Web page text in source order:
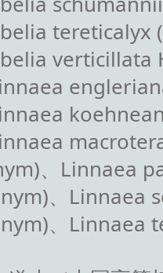
tereticalyx
verticillata
、Linnaea
、Linnaea
、Linnaea